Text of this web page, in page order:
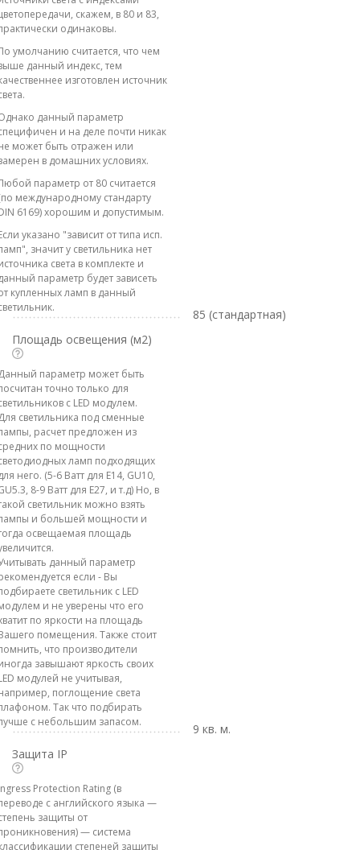
скажем, в 80 и 83,
одинаковы.
умолчанию считается, что чем
данный индекс, тем
изготовлен источник
данный параметр
и на деле почти никак
может быть отражен или
в домашних условиях.
параметр от 80 считается
международному стандарту
6169) хорошим и допустимым.
указано "зависит от типа исп.
значит у светильника нет
света в комплекте и
параметр будет зависеть
купленных ламп в данный
85 (стандартная)
Площадь освещения (м2)
параметр может быть
точно только для
с LED модулем.
светильника под сменные
расчет предложен из
по мощности
ламп подходящих
него. (5-6 Ватт для E14, GU10,
8-9 Ватт для E27, и т.д) Но, в
светильник можно взять
и большей мощности и
освещаемая площадь
данный параметр
если - Вы
светильник с LED
и не уверены что его
по яркости на площадь
помещения. Также стоит
что производители
завышают яркость своих
модулей не учитывая,
поглощение света
Так что подбирать
с небольшим запасом.
9 кв. м.
Защита IP
Protection Rating (в
с английского языка —
защиты от
— система
степеней защиты